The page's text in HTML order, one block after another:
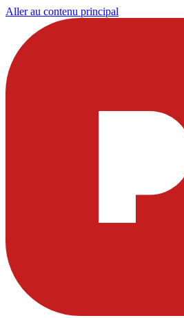
Aller au contenu principal